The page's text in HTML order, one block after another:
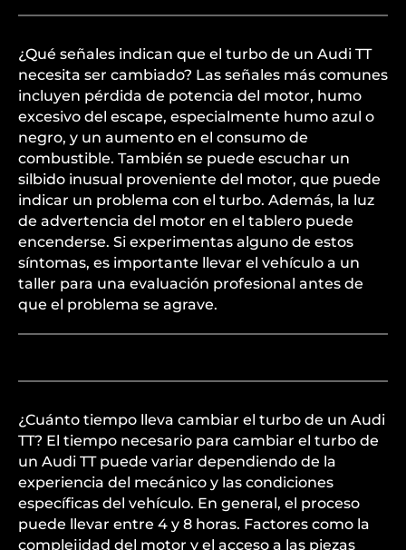
¿Qué señales indican que el turbo de un Audi TT
necesita ser cambiado? Las señales más comunes
incluyen pérdida de potencia del motor, humo
excesivo del escape, especialmente humo azul o
negro, y un aumento en el consumo de
combustible. También se puede escuchar un
silbido inusual proveniente del motor, que puede
indicar un problema con el turbo. Además, la luz
de advertencia del motor en el tablero puede
encenderse. Si experimentas alguno de estos
síntomas, es importante llevar el vehículo a un
taller para una evaluación profesional antes de
que el problema se agrave.
¿Cuánto tiempo lleva cambiar el turbo de un Audi
TT? El tiempo necesario para cambiar el turbo de
un Audi TT puede variar dependiendo de la
experiencia del mecánico y las condiciones
específicas del vehículo. En general, el proceso
puede llevar entre 4 y 8 horas. Factores como la
complejidad del motor y el acceso a las piezas